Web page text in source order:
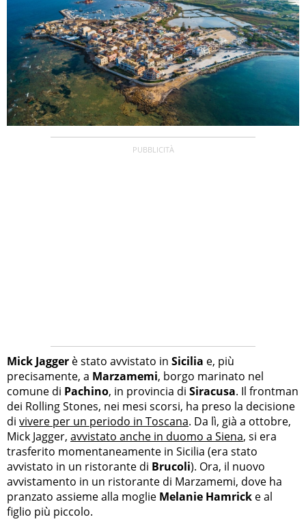
Mick Jagger è stato avvistato in Sicilia e, più
precisamente, a Marzamemi, borgo marinato nel
comune di Pachino, in provincia di Siracusa. Il frontman
dei Rolling Stones, nei mesi scorsi, ha preso la decisione
di vivere per un periodo in Toscana. Da lì, già a ottobre,
Mick Jagger, avvistato anche in duomo a Siena, si era
trasferito momentaneamente in Sicilia (era stato
avvistato in un ristorante di Brucoli). Ora, il nuovo
avvistamento in un ristorante di Marzamemi, dove ha
pranzato assieme alla moglie Melanie Hamrick e al
figlio più piccolo.